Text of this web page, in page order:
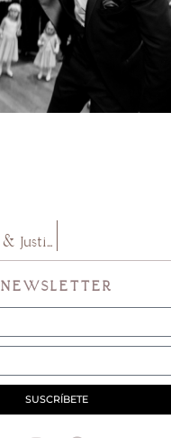
Boda de Tarde Caro & Justin Salón Anabel Fisherton
NEWSLETTER
SUSCRÍBETE